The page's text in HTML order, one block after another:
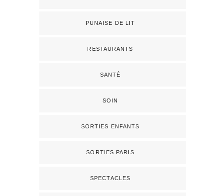
PUNAISE DE LIT
RESTAURANTS
SANTÉ
SOIN
SORTIES ENFANTS
SORTIES PARIS
SPECTACLES